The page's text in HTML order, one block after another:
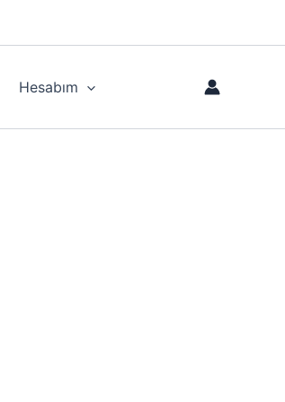
Hesabım